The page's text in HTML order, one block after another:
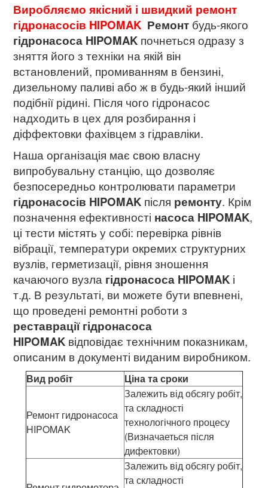
Виробляємо якісний і швидкий ремонт
гідронасосів HIPOMAK Ремонт будь-якого
гідронасоса HIPOMAK почнеться одразу з
зняття його з техніки на якій він
встановлений, промиванням в бензині,
дизельному паливі або ж в будь-який інший
подібнії рідині. Після чого гідронасос
надходить в цех для розбирання і
діффектовки фахівцем з гідравліки.
Наша організація має свою власну
випробувальну станцію, що дозволяє
безпосередньо контролювати параметри
гідронасосів HIPOMAK після ремонту. Крім
позначення ефективності насоса HIPOMAK,
ці тести містять у собі: перевірка рівнів
вібрації, температури окремих структурних
вузлів, герметизації, рівня зношення
качаючого вузла гідронасоса HIPOMAK і
т.д. В результаті, ви можете бути впевнені,
що проведені ремонтні роботи з
реставрації гідронасоса
HIPOMAK відповідає технічним показникам,
описаним в документі виданим виробником.
Вид робіт Ціна та сроки
Ремонт гидронасоса
HIPOMAK
Залежить від обсягу робіт,
та складності
технологічного процесу
(Визначаеться після
дифектовки)
Залежить від обсягу робіт,
та складності